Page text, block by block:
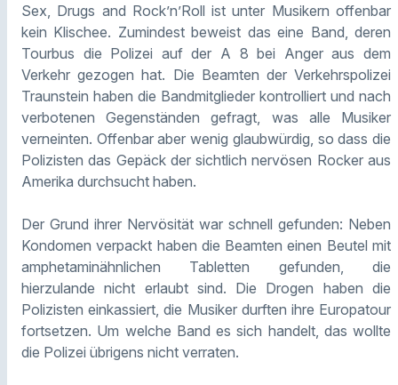
Sex, Drugs and Rock’n’Roll ist unter Musikern offenbar
kein Klischee. Zumindest beweist das eine Band, deren
Tourbus die Polizei auf der A 8 bei Anger aus dem
Verkehr gezogen hat. Die Beamten der Verkehrspolizei
Traunstein haben die Bandmitglieder kontrolliert und nach
verbotenen Gegenständen gefragt, was alle Musiker
verneinten. Offenbar aber wenig glaubwürdig, so dass die
Polizisten das Gepäck der sichtlich nervösen Rocker aus
Amerika durchsucht haben.
Der Grund ihrer Nervösität war schnell gefunden: Neben
Kondomen verpackt haben die Beamten einen Beutel mit
amphetaminähnlichen Tabletten gefunden, die
hierzulande nicht erlaubt sind. Die Drogen haben die
Polizisten einkassiert, die Musiker durften ihre Europatour
fortsetzen. Um welche Band es sich handelt, das wollte
die Polizei übrigens nicht verraten.